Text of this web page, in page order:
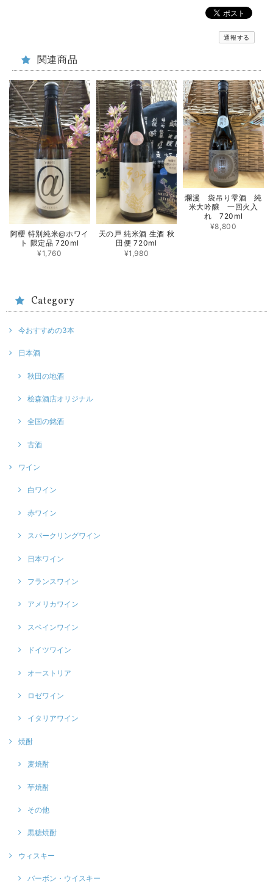
通報する
関連商品
阿櫻 特別純米@ホワイ
ト 限定品 720ml
¥1,760
天の戸 純米酒 生酒 秋
田便 720ml
¥1,980
爛漫 袋吊り雫酒 純
米大吟醸 一回火入
れ 720ml
¥8,800
Category
今おすすめの3本
日本酒
秋田の地酒
桧森酒店オリジナル
全国の銘酒
古酒
ワイン
白ワイン
赤ワイン
スパークリングワイン
日本ワイン
フランスワイン
アメリカワイン
スペインワイン
ドイツワイン
オーストリア
ロゼワイン
イタリアワイン
焼酎
麦焼酎
芋焼酎
その他
黒糖焼酎
ウィスキー
バーボン・ウイスキー